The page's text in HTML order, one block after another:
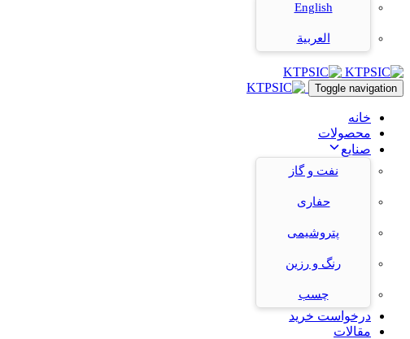
English
العربية
Toggle navigation
خانه
محصولات
صنایع
نفت و گاز
حفاری
پتروشیمی
رنگ و رزین
چسب
درخواست خرید
مقالات